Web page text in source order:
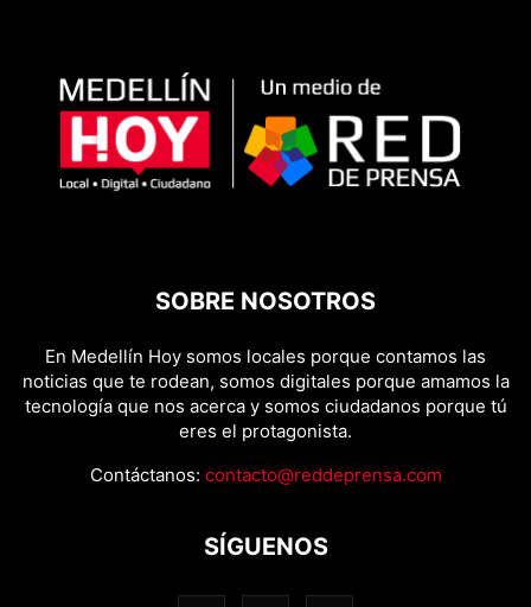
SOBRE NOSOTROS
En Medellín Hoy somos locales porque contamos las
noticias que te rodean, somos digitales porque amamos la
tecnología que nos acerca y somos ciudadanos porque tú
eres el protagonista.
Contáctanos: contacto@reddeprensa.com
SÍGUENOS